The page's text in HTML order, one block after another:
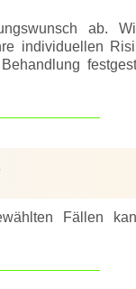
ab.
individuellen
Fällen